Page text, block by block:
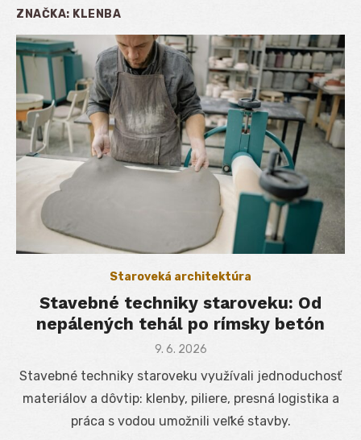
ZNAČKA: KLENBA
Staroveká architektúra
Stavebné techniky staroveku: Od
nepálených tehál po rímsky betón
Posted
9. 6. 2026
Stavebné techniky staroveku využívali jednoduchosť
materiálov a dôvtip: klenby, piliere, presná logistika a
práca s vodou umožnili veľké stavby.